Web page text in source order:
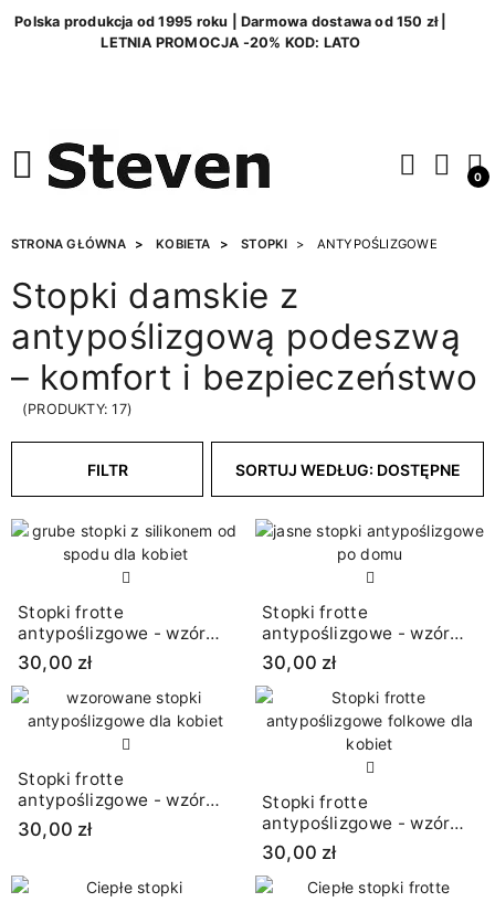
Polska produkcja od 1995 roku | Darmowa dostawa od 150 zł |
LETNIA PROMOCJA -20% KOD: LATO
0
STRONA GŁÓWNA KOBIETA STOPKI ANTYPOŚLIZGOWE
Stopki damskie z
antypoślizgową podeszwą
– komfort i bezpieczeństwo
(PRODUKTY: 17)
FILTR SORTUJ WEDŁUG: DOSTĘPNE
Stopki frotte
antypoślizgowe - wzór
łowicki
30,00 zł
Stopki frotte
antypoślizgowe - wzór
łowicki
30,00 zł
Stopki frotte
antypoślizgowe - wzór
łowicki
30,00 zł
Stopki frotte
antypoślizgowe - wzór
łowicki
30,00 zł